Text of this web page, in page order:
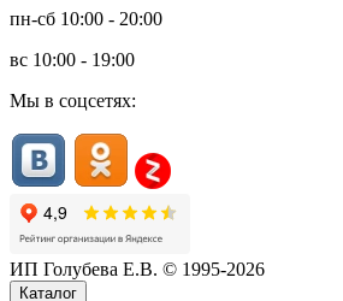
пн-сб 10:00 - 20:00
вс 10:00 - 19:00
Мы в соцсетях:
ИП Голубева Е.В. © 1995-2026
Каталог